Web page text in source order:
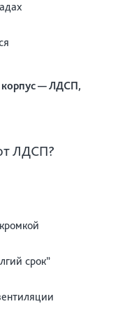
корпус — ЛДСП,
ЛДСП?
срок”